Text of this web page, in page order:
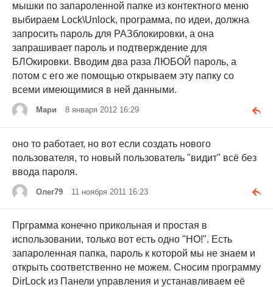
мышки по запароленной папке из контектного меню
выбираем Lock\Unlock, программа, по идеи, должна
запросить пароль для РАЗблокировки, а она
запрашивает пароль и подтверждение для
БЛОкировки. Вводим два раза ЛЮБОЙ пароль, а
потом с его же помощью открываем эту папку со
всеми имеющимися в ней данными.
Мари 8 января 2012 16:29
оно то работает, но вот если создать нового
пользователя, то новый пользователь "видит" всё без
ввода пароля.
Олег79 11 ноября 2011 16:23
Прграмма конечно прикольная и простая в
использовании, только вот есть одно "НО!". Есть
запароленная папка, пароль к которой мы не знаем и
открыть соответственно не можем. Сносим программу
DirLock из Панели управления и устанавливаем её